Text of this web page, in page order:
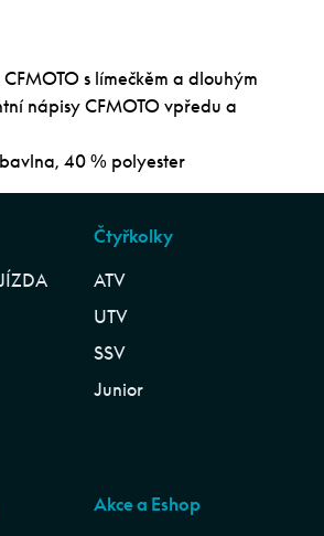
s límečkěm a dlouhým
nápisy CFMOTO vpředu a
40 % polyester
Čtyřkolky
ATV
UTV
SSV
Junior
Akce a Eshop